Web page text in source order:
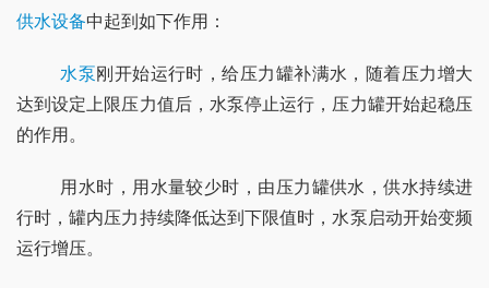
供水设备中起到如下作用：
水泵刚开始运行时，给压力罐补满水，随着压力增大
达到设定上限压力值后，水泵停止运行，压力罐开始起稳压
的作用。
行时，罐内压力持续降低达到下限值时，水泵启动开始变频
运行增压。